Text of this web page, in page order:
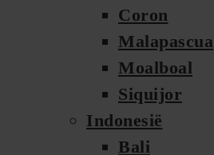
Coron
Malapascua
Moalboal
Siquijor
Indonesië
Bali